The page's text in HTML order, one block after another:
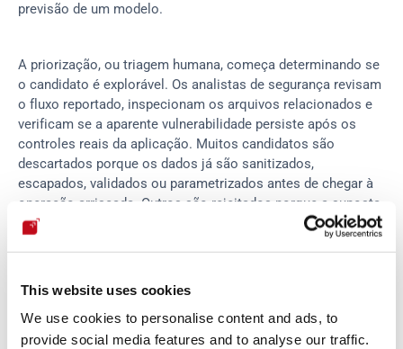
This website uses cookies
We use cookies to personalise content and ads, to
provide social media features and to analyse our traffic.
previsão de um modelo.
A priorização, ou triagem humana, começa determinando se
o candidato é explorável. Os analistas de segurança revisam
o fluxo reportado, inspecionam os arquivos relacionados e
verificam se a aparente vulnerabilidade persiste após os
controles reais da aplicação. Muitos candidatos são
descartados porque os dados já são sanitizados,
escapados, validados ou parametrizados antes de chegar à
operação arriscada. Outros são rejeitados porque a suposta
entrada controlada pelo atacante é, na verdade, interna,
constante, privilegiada ou inalcançável em um fluxo realista.
Há também casos em que o coletor não é perigoso no
contexto. Por exemplo, um valor pode ser armazenado, mas
nunca renderizado como HTML executável, ou um caminho